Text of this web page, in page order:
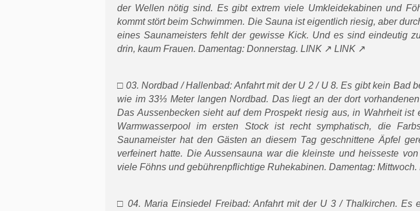
der Wellen nötig sind. Es gibt extrem viele Umkleidekabinen und
kommt stört beim Schwimmen. Die Sauna ist eigentlich riesig, aber
eines Saunameisters fehlt der gewisse Kick. Und es sind eindeutig
drin, kaum Frauen. Damentag: Donnerstag. LINK LINK
□ 03. Nordbad / Hallenbad: Anfahrt mit der U 2 / U 8. Es gibt kein Bad
wie im 33⅓ Meter langen Nordbad. Das liegt an der dort
Das Aussenbecken sieht auf dem Prospekt riesig aus, in Wahrheit
Warmwasserpool im ersten Stock ist recht symphatisch, die
Saunameister hat den Gästen an diesem Tag geschnittene Äpfel
verfeinert hatte. Die Aussensauna war die kleinste und heisseste
viele Föhns und gebührenpflichtige Ruhekabinen. Damentag: Mittwoch.
□ 04. Maria Einsiedel Freibad: Anfahrt mit der U 3 / Thalkirchen. Es